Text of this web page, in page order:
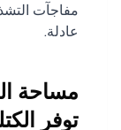
عادلة.
مساحة
توفر